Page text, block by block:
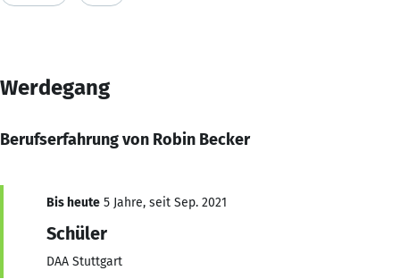
Werdegang
Berufserfahrung von Robin Becker
Bis heute 5 Jahre, seit Sep. 2021
Schüler
DAA Stuttgart